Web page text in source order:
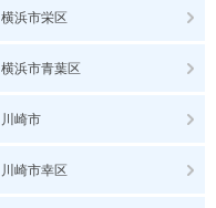
横浜市栄区
横浜市青葉区
川崎市
川崎市幸区